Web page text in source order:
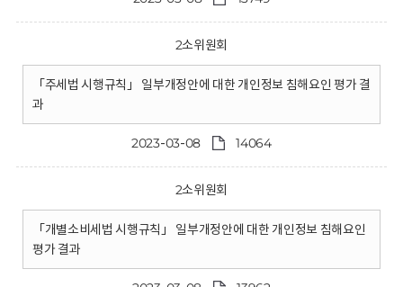
2소위원회
「주세법 시행규칙」 일부개정안에 대한 개인정보 침해요인 평가 결
과
2023-03-08 14064
2소위원회
「개별소비세법 시행규칙」 일부개정안에 대한 개인정보 침해요인
평가 결과